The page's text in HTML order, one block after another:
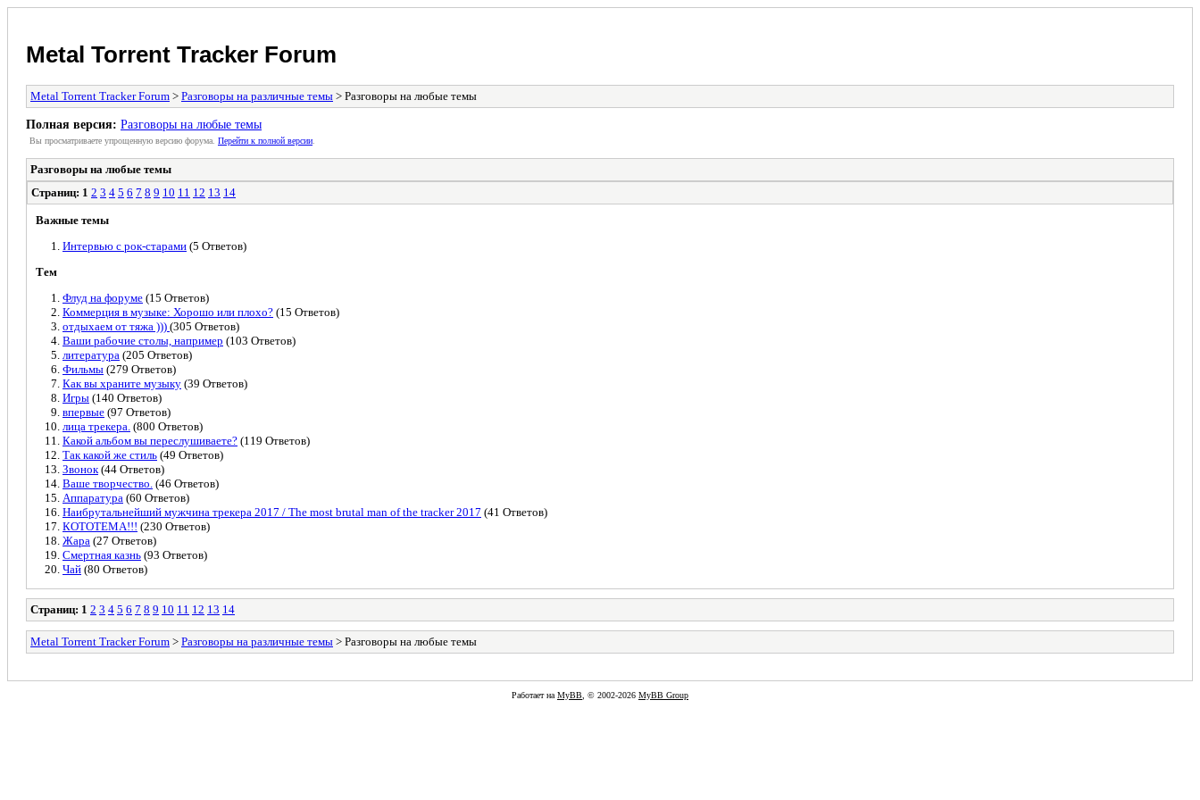
Metal Torrent Tracker Forum
Metal Torrent Tracker Forum > Разговоры на различные темы > Разговоры на любые темы
Полная версия: Разговоры на любые темы
Вы просматриваете yпpощеннyю веpсию форума. Пеpейти к полной веpсии
Разговоры на любые темы
Страниц: 1 2 3 4 5 6 7 8 9 10 11 12 13 14
Важные темы
Интервью с рок-старами (5 Ответов)
Тем
Флуд на форуме (15 Ответов)
Коммерция в музыке: Хорошо или плохо? (15 Ответов)
отдыхаем от тяжа ))) (305 Ответов)
Ваши рабочие столы, например (103 Ответов)
литература (205 Ответов)
Фильмы (279 Ответов)
Как вы храните музыку (39 Ответов)
Игры (140 Ответов)
впервые (97 Ответов)
лица трекера. (800 Ответов)
Какой альбом вы переслушиваете? (119 Ответов)
Так какой же стиль (49 Ответов)
Звонок (44 Ответов)
Ваше творчество. (46 Ответов)
Аппаратура (60 Ответов)
Наибрутальнейший мужчина трекера 2017 / The most brutal man of the tracker 2017 (41 Ответов)
КОТОТЕМА!!! (230 Ответов)
Жара (27 Ответов)
Смертная казнь (93 Ответов)
Чай (80 Ответов)
Страниц: 1 2 3 4 5 6 7 8 9 10 11 12 13 14
Metal Torrent Tracker Forum > Разговоры на различные темы > Разговоры на любые темы
Работает на MyBB , © 2002-2026 MyBB Group